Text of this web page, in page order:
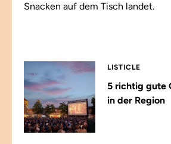
Snacken auf dem Tisch landet.
LISTICLE
5 richtig gute
in der Region